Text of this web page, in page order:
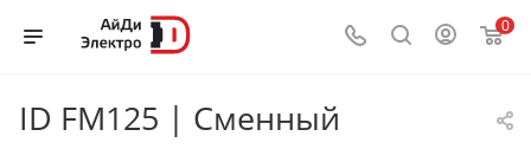
0
ID FM125 | Сменный